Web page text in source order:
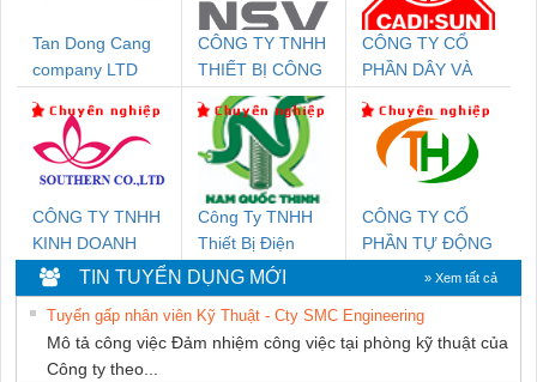
Tan Dong Cang
company LTD
CÔNG TY TNHH
THIẾT BỊ CÔNG
NGHIỆP NIHON
SETSUBI VIỆT
NAM
CÔNG TY CỔ
PHẦN DÂY VÀ
THƯỢNG ĐÌNH
CÔNG TY TNHH
KINH DOANH
DỊCH VỤ XNK
PHƯƠNG NAM
Công Ty TNHH
Thiết Bị Điện
Nam Quốc Thịnh
CÔNG TY CỔ
PHẦN TỰ ĐỘNG
TIẾN HƯNG
TIN TUYỂN DỤNG MỚI » Xem tất cả
Tuyển gấp nhân viên Kỹ Thuật - Cty SMC Engineering
Mô tả công việc Đảm nhiệm công việc tại phòng kỹ thuật của
Công ty theo...